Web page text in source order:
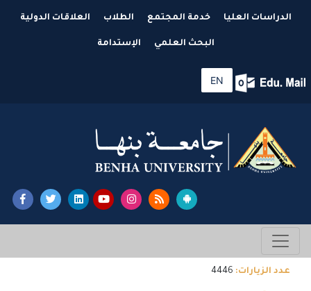
الدراسات العليا خدمة المجتمع الطلاب العلاقات الدولية
البحث العلمي الإستدامة
EN
عدد الزيارات: 4446